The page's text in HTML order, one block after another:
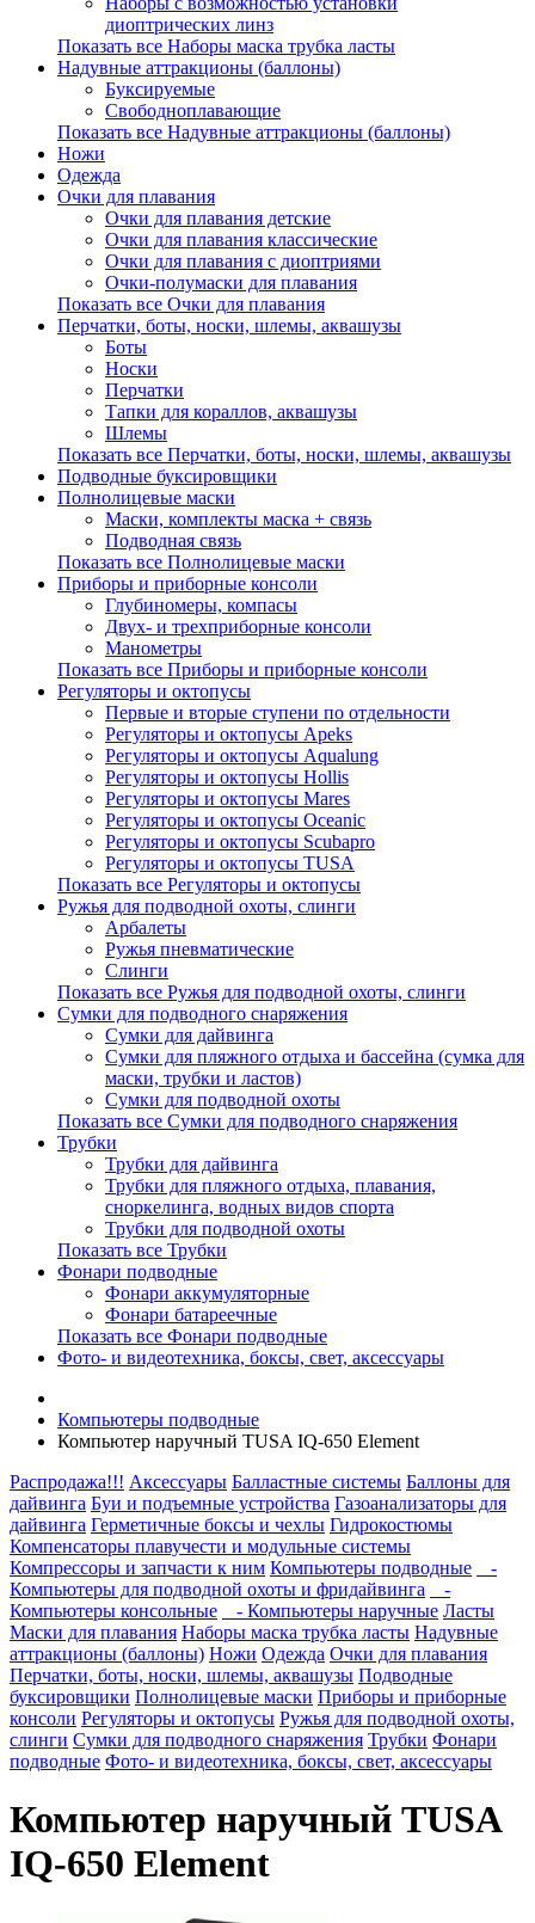
диоптрических линз
Показать все Наборы маска трубка ласты
Надувные аттракционы (баллоны)
Буксируемые
Свободноплавающие
Показать все Надувные аттракционы (баллоны)
Ножи
Одежда
Очки для плавания
Очки для плавания детские
Очки для плавания классические
Очки для плавания с диоптриями
Очки-полумаски для плавания
Показать все Очки для плавания
Перчатки, боты, носки, шлемы, аквашузы
Боты
Носки
Перчатки
Тапки для кораллов, аквашузы
Шлемы
Показать все Перчатки, боты, носки, шлемы, аквашузы
Подводные буксировщики
Полнолицевые маски
Маски, комплекты маска + связь
Подводная связь
Показать все Полнолицевые маски
Приборы и приборные консоли
Глубиномеры, компасы
Двух- и трехприборные консоли
Манометры
Показать все Приборы и приборные консоли
Регуляторы и октопусы
Первые и вторые ступени по отдельности
Регуляторы и октопусы Apeks
Регуляторы и октопусы Aqualung
Регуляторы и октопусы Hollis
Регуляторы и октопусы Mares
Регуляторы и октопусы Oceanic
Регуляторы и октопусы Scubapro
Регуляторы и октопусы TUSA
Показать все Регуляторы и октопусы
Ружья для подводной охоты, слинги
Арбалеты
Ружья пневматические
Слинги
Показать все Ружья для подводной охоты, слинги
Сумки для подводного снаряжения
Сумки для дайвинга
Сумки для пляжного отдыха и бассейна (сумка для
маски, трубки и ластов)
Сумки для подводной охоты
Показать все Сумки для подводного снаряжения
Трубки
Трубки для дайвинга
Трубки для пляжного отдыха, плавания,
сноркелинга, водных видов спорта
Трубки для подводной охоты
Показать все Трубки
Фонари подводные
Фонари аккумуляторные
Фонари батареечные
Показать все Фонари подводные
Фото- и видеотехника, боксы, свет, аксессуары
Компьютеры подводные
Компьютер наручный TUSA IQ-650 Element
Распродажа!!! Аксессуары Балластные системы Баллоны для
дайвинга Буи и подъемные устройства Газоанализаторы для
дайвинга Герметичные боксы и чехлы Гидрокостюмы
Компенсаторы плавучести и модульные системы
Компрессоры и запчасти к ним Компьютеры подводные
-
Компьютеры для подводной охоты и фридайвинга
-
Компьютеры консольные
- Компьютеры наручные Ласты
Маски для плавания Наборы маска трубка ласты Надувные
аттракционы (баллоны) Ножи Одежда Очки для плавания
Перчатки, боты, носки, шлемы, аквашузы Подводные
буксировщики Полнолицевые маски Приборы и приборные
консоли Регуляторы и октопусы Ружья для подводной охоты,
слинги Сумки для подводного снаряжения Трубки Фонари
подводные Фото- и видеотехника, боксы, свет, аксессуары
Компьютер наручный TUSA
IQ-650 Element